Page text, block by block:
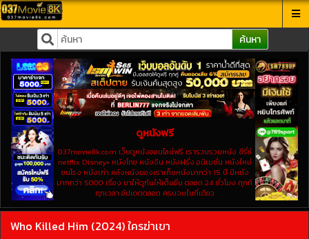
ค้นหา
ดูหนังฟรี
037movie8k.com เว็บดูหนังออนไลน์ฟรี เรารวบรวมหนัง ซีรี่ย์
netflix Disney+ หนังไทย หนังจีน หนังฝรั่ง อนิเมชั่น หนังใหม่
ชนโรง หนังเก่า คลังหนังของเราเก็บหนังมากว่า 15 ปี มีหนัง
มากกว่า 5000 เรื่อง มาให้ดูกันให้เต็มอิ่ม ตลอด 24 ชั่วโมง ทุกที
ทุกเวลา อัปเดตตลอด ครบจบในที่เดียว
Who Killed Him (2024) ใครฆ่าเขา